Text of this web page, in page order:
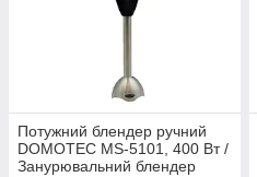
Потужний блендер ручний
DOMOTEC MS-5101, 400 Вт /
Занурювальний блендер